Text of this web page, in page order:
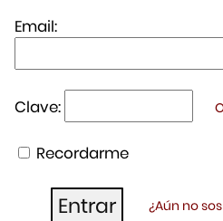
Email:
Clave:
Recordarme
¿Aún no